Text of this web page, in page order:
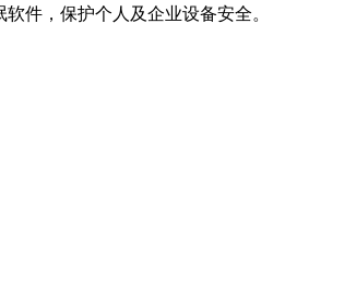
件，保护个人及企业设备安全。